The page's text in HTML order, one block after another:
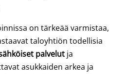
on tärkeää varmistaa,
taloyhtiön todellisia
palvelut ja
asukkaiden arkea ja